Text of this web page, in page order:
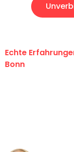
Echte
Bonn